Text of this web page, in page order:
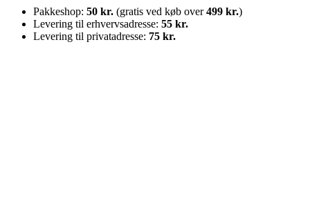
Pakkeshop: 50 kr. (gratis ved køb over499 kr.)
Levering til erhvervsadresse: 55 kr.
Levering til privatadresse: 75 kr.